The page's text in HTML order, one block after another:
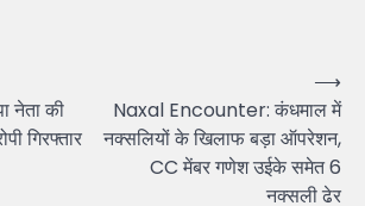
नेता की
गिरफ्तार
Naxal Encounter: कंधमाल में
नक्सलियों के खिलाफ बड़ा ऑपरेशन,
CC मेंबर गणेश उईके समेत 6
नक्सली ढेर
⟶